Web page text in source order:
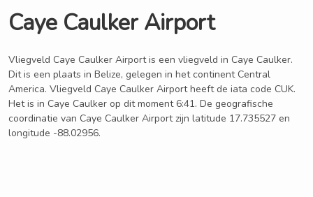
Caye Caulker Airport
Vliegveld Caye Caulker Airport is een vliegveld in Caye Caulker.
Dit is een plaats in Belize, gelegen in het continent Central
America. Vliegveld Caye Caulker Airport heeft de iata code CUK.
Het is in Caye Caulker op dit moment 6:41. De geografische
coordinatie van Caye Caulker Airport zijn latitude 17.735527 en
longitude -88.02956.